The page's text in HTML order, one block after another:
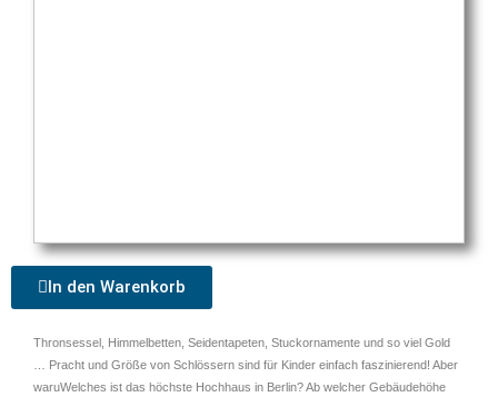
In den Warenkorb
Thronsessel, Himmelbetten, Seidentapeten, Stuck­ornamente und so viel Gold
… Pracht und Größe von Schlössern sind für Kinder einfach faszinierend! Aber
waruWelches ist das höchste Hochhaus in Berlin? Ab welcher Gebäude­höhe